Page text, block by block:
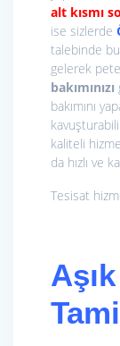
alt kısmı
ise sizlerde
talebinde
gelerek
bakımınızı
bakımını
kaliteli
da hızlı ve
Tesisat